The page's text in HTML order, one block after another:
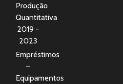
Produção
Quantitativa
2019 -
2023
Empréstimos
–
Equipamentos